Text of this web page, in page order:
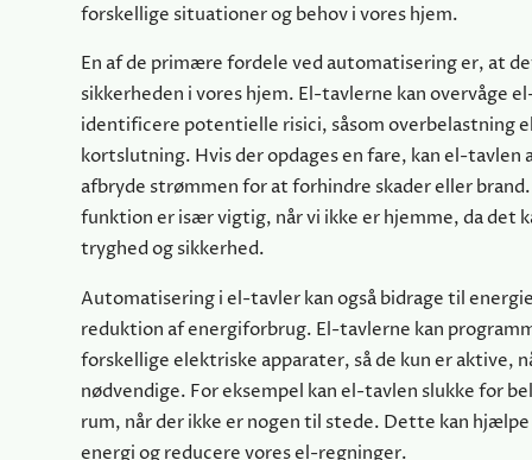
forskellige situationer og behov i vores hjem.
En af de primære fordele ved automatisering er, at
sikkerheden i vores hjem. El-tavlerne kan overvåge
identificere potentielle risici, såsom overbelastning
kortslutning. Hvis der opdages en fare, kan el-tavlen
afbryde strømmen for at forhindre skader eller
funktion er især vigtig, når vi ikke er hjemme, da det
tryghed og sikkerhed.
Automatisering i el-tavler kan også bidrage til
reduktion af energiforbrug. El-tavlerne kan
forskellige elektriske apparater, så de kun er aktive,
nødvendige. For eksempel kan el-tavlen slukke for
rum, når der ikke er nogen til stede. Dette kan
energi og reducere vores el-regninger.